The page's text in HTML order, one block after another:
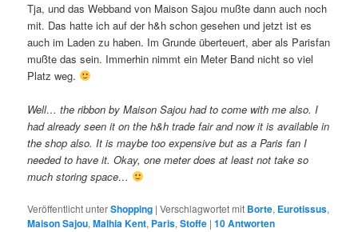
Tja, und das Webband von Maison Sajou mußte dann auch noch
mit. Das hatte ich auf der h&h schon gesehen und jetzt ist es
auch im Laden zu haben. Im Grunde überteuert, aber als Parisfan
mußte das sein. Immerhin nimmt ein Meter Band nicht so viel
Platz weg.
Well… the ribbon by Maison Sajou had to come with me also. I
had already seen it on the h&h trade fair and now it is available in
the shop also. It is maybe too expensive but as a Paris fan I
needed to have it. Okay, one meter does at least not take so
much storing space…
Veröffentlicht unterShopping |Verschlagwortet mit Borte, Eurotissus,
Maison Sajou,Malhia Kent, Paris,Stoffe |10Antworten